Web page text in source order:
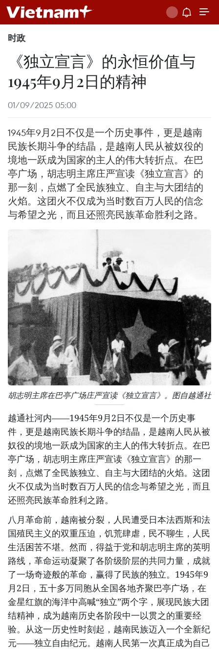
时政
《独立宣言》的永恒价值与
1945年9月2日的精神
01/09/2025 05:00
1945年9月2日不仅是一个历史事件，更是越南
民族长期斗争的结晶，是越南人民从被奴役的
境地一跃成为国家的主人的伟大转折点。在巴
亭广场，胡志明主席庄严宣读《独立宣言》的
那一刻，点燃了全民族独立、自主与大团结的
火焰。这团火不仅成为当时数百万人民的信念
与希望之光，而且还照亮民族革命胜利之路。
胡志明主席在巴亭广场庄严宣读《独立宣言》。图自越通社
越通社河内——1945年9月2日不仅是一个历史事
件，更是越南民族长期斗争的结晶，是越南人民从被
奴役的境地一跃成为国家的主人的伟大转折点。在巴
亭广场，胡志明主席庄严宣读《独立宣言》的那一
刻，点燃了全民族独立、自主与大团结的火焰。这团
火不仅成为当时数百万人民的信念与希望之光，而且
还照亮民族革命胜利之路。
八月革命前，越南被分裂，人民遭受日本法西斯和法
国殖民主义的双重压迫，饥荒肆虐，民不聊生，人民
生活困苦不堪。然而，得益于党和胡志明主席的英明
路线，革命运动凝聚了各阶级阶层的共同力量，成就
了一场奇迹般的革命，赢得了民族的独立。1945年9
月2日，五十多万同胞从全国各地齐聚巴亭广场，在
金星红旗的海洋中高喊“独立”两个字，展现民族大团
结精神，成为越南历史各阶段中一以贯之的重要经
验。从这一历史性时刻起，越南民族迈入一个全新纪
元——独立自由纪元。越南人民第一次真正成为自己